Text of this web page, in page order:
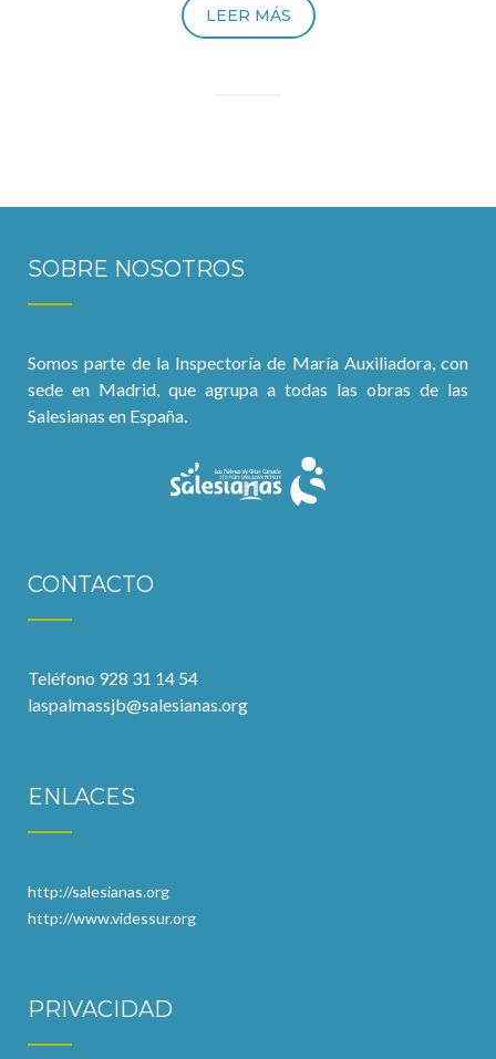
LEER MÁS
SOBRE NOSOTROS
Somos parte de la Inspectoría de María Auxiliadora, con
sede en Madrid, que agrupa a todas las obras de las
Salesianas en España.
CONTACTO
Teléfono 928 31 14 54
laspalmassjb@salesianas.org
ENLACES
http://salesianas.org
http://www.videssur.org
PRIVACIDAD